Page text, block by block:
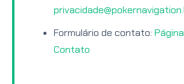
Formulário de contato:
Contato